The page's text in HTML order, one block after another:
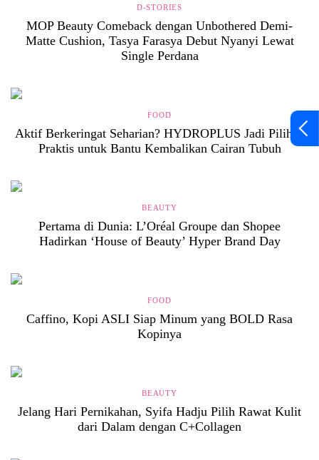
D-STORIES
MOP Beauty Comeback dengan Unbothered Demi-
Matte Cushion, Tasya Farasya Debut Nyanyi Lewat
Single Perdana
FOOD
Aktif Berkeringat Seharian? HYDROPLUS Jadi Pilihan
Praktis untuk Bantu Kembalikan Cairan Tubuh
BEAUTY
Pertama di Dunia: L’Oréal Groupe dan Shopee
Hadirkan ‘House of Beauty’ Hyper Brand Day
FOOD
Caffino, Kopi ASLI Siap Minum yang BOLD Rasa
Kopinya
BEAUTY
Jelang Hari Pernikahan, Syifa Hadju Pilih Rawat Kulit
dari Dalam dengan C+Collagen